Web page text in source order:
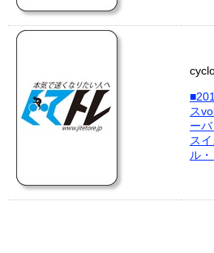
ス
ー
ス
ル